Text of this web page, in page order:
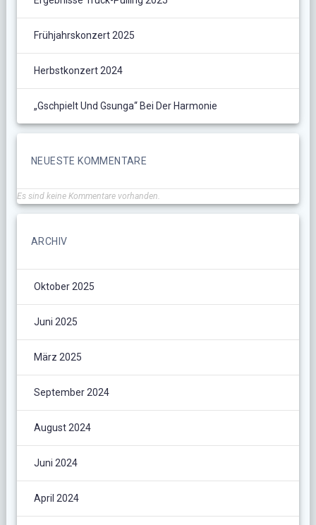
Frühjahrskonzert 2025
Herbstkonzert 2024
„Gschpielt Und Gsunga“ Bei Der Harmonie
NEUESTE KOMMENTARE
Es sind keine Kommentare vorhanden.
ARCHIV
Oktober 2025
Juni 2025
März 2025
September 2024
August 2024
Juni 2024
April 2024